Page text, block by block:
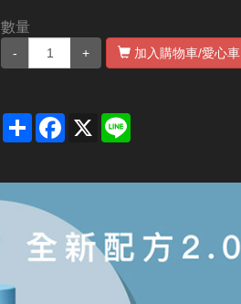
數量
- + 加入購物車/愛心車
Share Facebook
X